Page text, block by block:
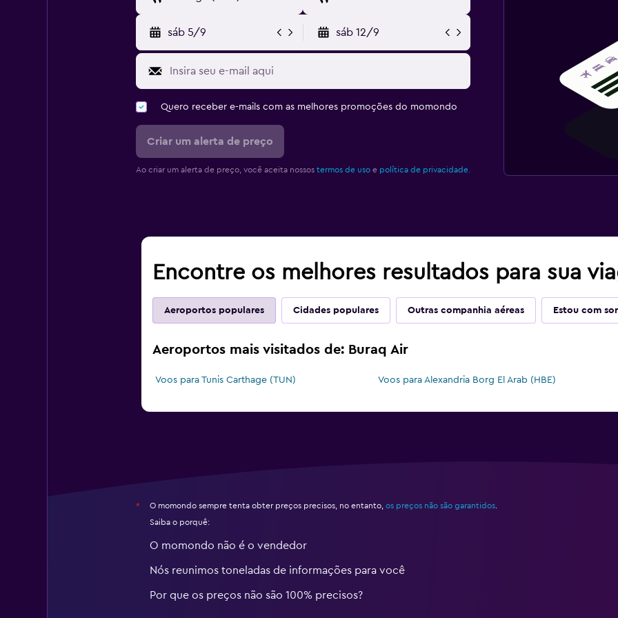
sáb 5/9 sáb 12/9
Quero receber e-mails com as melhores promoções do momondo
Criar um alerta de preço
Ao criar um alerta de preço, você aceita nossos termos de usoe política de privacidade.
Encontre os melhores resultados para sua
Aeroportos populares Cidades populares Outras companhia aéreas Estou com
Aeroportos mais visitados de: Buraq Air
Voos para Tunis Carthage (TUN) Voos para Alexandria Borg El Arab (HBE)
* O momondo sempre tenta obter preços precisos, no entanto, os preços não são garantidos.
Saiba o porquê:
O momondo não é o vendedor
Nós reunimos toneladas de informações para você
Por que os preços não são 100% precisos?